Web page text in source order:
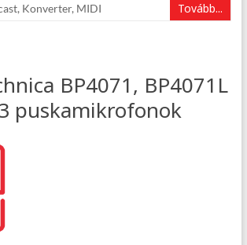
, Konverter, MIDI Tovább...
BP4071, BP4071L
puskamikrofonok